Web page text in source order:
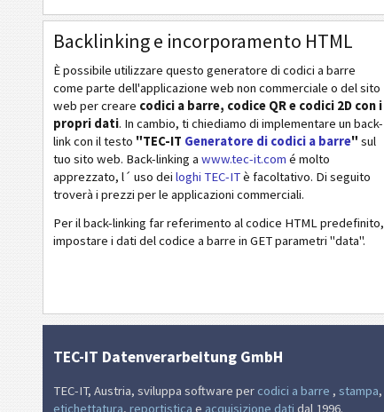
Backlinking e incorporamento HTML
È possibile utilizzare questo generatore di codici a barre
come parte dell'applicazione web non commerciale o del sito
web per creare codici a barre, codice QR e codici 2D con i
propri dati. In cambio, ti chiediamo di implementare un back-
link con il testo "TEC-IT Generatore di codici a barre" sul
tuo sito web. Back-linking a www.tec-it.com é molto
apprezzato, l´ uso dei loghi TEC-ITè facoltativo. Di seguito
troverà i prezzi per le applicazioni commerciali.
Per il back-linking far referimento al codice HTML predefinito,
impostare i dati del codice a barre in GET parametri "data".
TEC-IT Datenverarbeitung GmbH
TEC-IT, Austria, sviluppa software per codici a barre , stampa,
etichettatura, reportistica e acquisizione dati dal 1996.